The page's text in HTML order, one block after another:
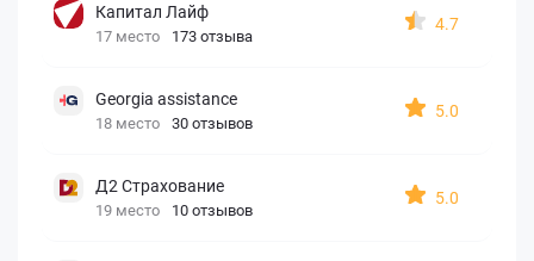
Капитал Лайф
17 место 173 отзыва
4.7
Georgia assistance
18 место 30 отзывов
5.0
Д2 Страхование
19 место 10 отзывов
5.0